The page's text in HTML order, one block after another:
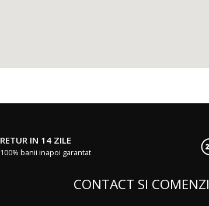
RETUR IN 14 ZILE
100% banii inapoi garantat
CONTACT SI COMENZI